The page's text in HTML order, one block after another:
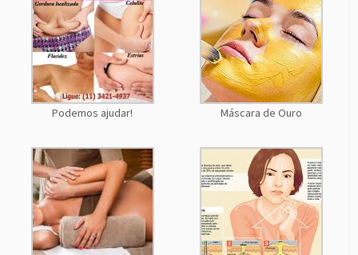
Podemos ajudar! Máscara de Ouro